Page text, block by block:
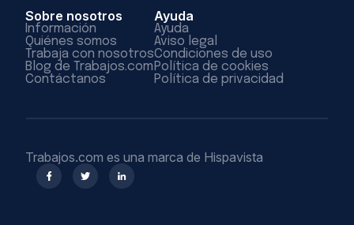
Sobre nosotros
Información
Quiénes somos
Trabaja con nosotros
Blog de Trabajos.com
Contáctanos
Ayuda
Ayuda
Aviso legal
Condiciones de uso
Política de cookies
Política de privacidad
Trabajos.com es una marca de Hispavista